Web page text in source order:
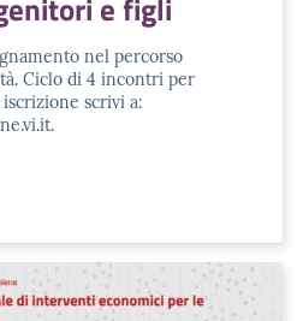
e figli
nel percorso
Ciclo di 4 incontri per
scrivi a: